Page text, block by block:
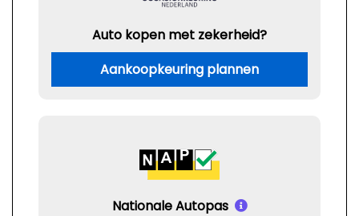
Auto kopen met zekerheid?
Aankoopkeuring plannen
Nationale Autopas